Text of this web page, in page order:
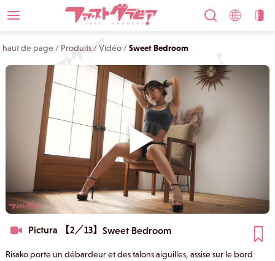
haut de page / Produits/Vidéo /Sweet Bedroom
Pictura 【2／13】 Sweet Bedroom
Risako porte un débardeur et des talons aiguilles, assise sur le bord